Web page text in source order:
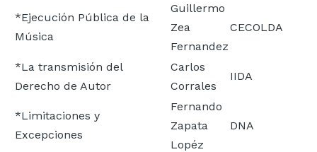
*Ejecución Pública de la
Música
Guillermo
Zea
Fernandez
CECOLDA
*La transmisión del
Derecho de Autor
Carlos
Corrales
IIDA
*Limitaciones y
Excepciones
Fernando
Zapata
Lopéz
DNA